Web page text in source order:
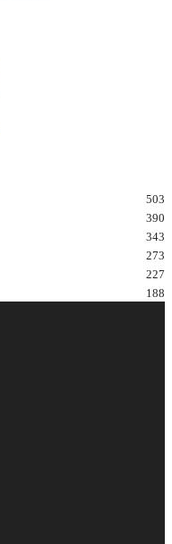
503
390
343
273
227
188